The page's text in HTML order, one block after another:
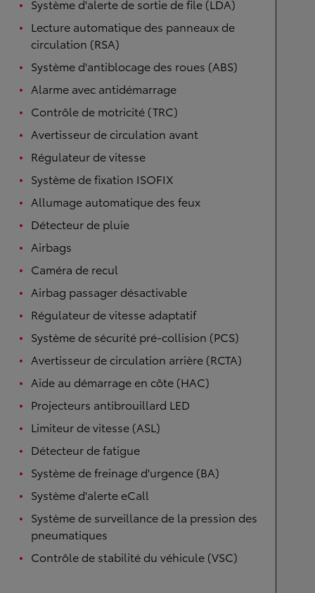
Système d'alerte de sortie de file (LDA)
Lecture automatique des panneaux de
circulation (RSA)
Système d'antiblocage des roues (ABS)
Alarme avec antidémarrage
Contrôle de motricité (TRC)
Avertisseur de circulation avant
Régulateur de vitesse
Système de fixation ISOFIX
Allumage automatique des feux
Détecteur de pluie
Airbags
Caméra de recul
Airbag passager désactivable
Régulateur de vitesse adaptatif
Système de sécurité pré-collision (PCS)
Avertisseur de circulation arrière (RCTA)
Aide au démarrage en côte (HAC)
Projecteurs antibrouillard LED
Limiteur de vitesse (ASL)
Détecteur de fatigue
Système de freinage d'urgence (BA)
Système d'alerte eCall
Système de surveillance de la pression des
pneumatiques
Contrôle de stabilité du véhicule (VSC)